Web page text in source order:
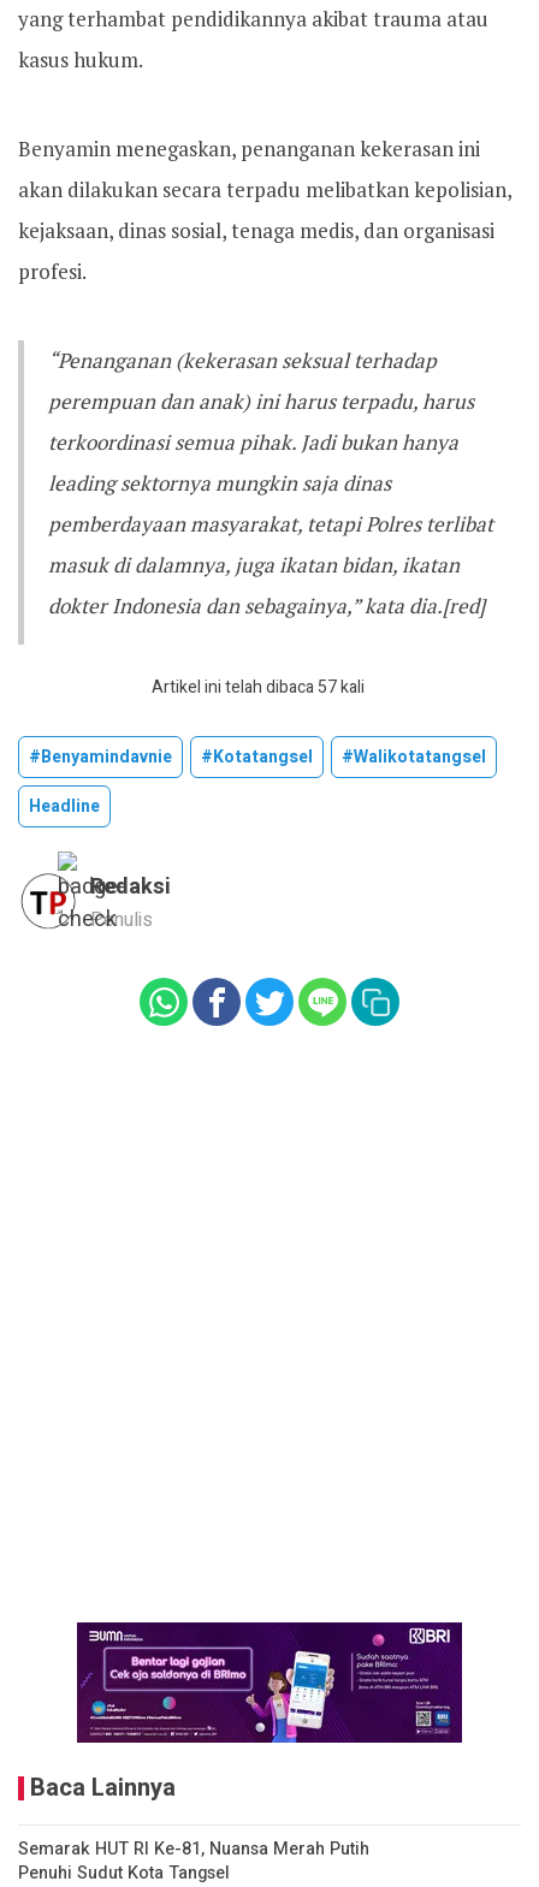
yang terhambat pendidikannya akibat trauma atau
kasus hukum.
Benyamin menegaskan, penanganan kekerasan ini
akan dilakukan secara terpadu melibatkan kepolisian,
kejaksaan, dinas sosial, tenaga medis, dan organisasi
profesi.
“Penanganan (kekerasan seksual terhadap
perempuan dan anak) ini harus terpadu, harus
terkoordinasi semua pihak. Jadi bukan hanya
leading sektornya mungkin saja dinas
pemberdayaan masyarakat, tetapi Polres terlibat
masuk di dalamnya, juga ikatan bidan, ikatan
dokter Indonesia dan sebagainya,” kata dia.[red]
Artikel ini telah dibaca 57 kali
#benyamindavnie #kotatangsel
#walikotatangsel
Headline
Redaksi
Penulis
Baca Lainnya
Semarak HUT RI Ke-81, Nuansa Merah Putih
Penuhi Sudut Kota Tangsel